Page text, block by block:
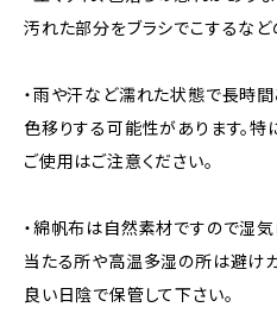
汚れた部分をブラシでこするなど
・雨や汗など濡れた状態で長時
色移りする可能性があります。
ご使用はご注意ください。
・綿帆布は自然素材ですので湿
当たる所や高温多湿の所は避け
良い日陰で保管して下さい。